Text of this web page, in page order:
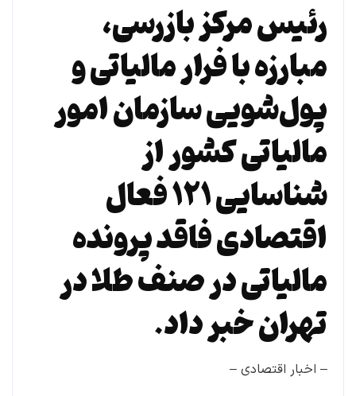
رئیس مرکز بازرسی،
مبارزه با فرار مالیاتی و
پول‌شویی سازمان امور
مالیاتی کشور از
شناسایی ۱۲۱ فعال
اقتصادی فاقد پرونده
مالیاتی در صنف طلا در
تهران خبر داد.
– اخبار اقتصادی –